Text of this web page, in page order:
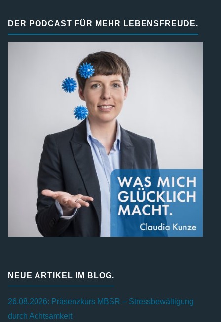
DER PODCAST FÜR MEHR LEBENSFREUDE.
NEUE ARTIKEL IM BLOG.
26.08.2026: Präsenzkurs MBSR – Stressbewältigung
durch Achtsamkeit